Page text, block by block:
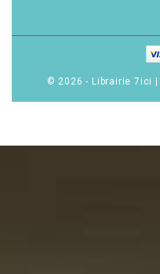
© 2026 - Librairie 7ici